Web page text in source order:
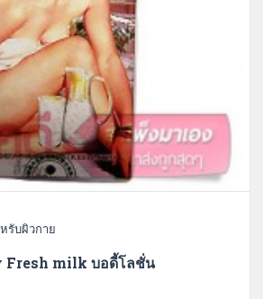
บผิวกาย
Fresh milk บอดี้โลชั่น